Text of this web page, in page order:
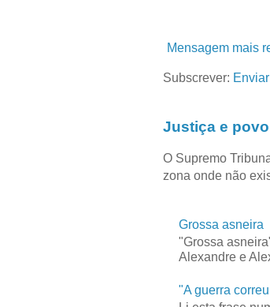
Mensagem mais
Subscrever:
Justiça e
O Supremo
zona onde não
Grossa asneira
"Grossa
Alexandre e
"A guerra